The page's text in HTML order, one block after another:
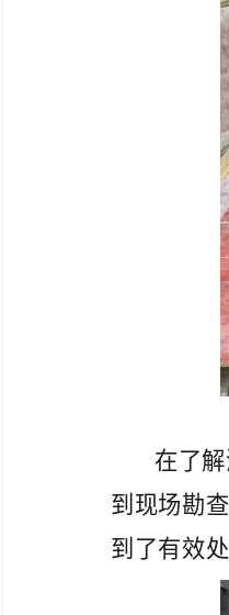
在了
到现场勘
到了有效处